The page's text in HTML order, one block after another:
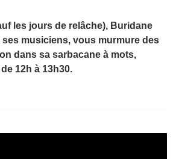
les jours de relâche), Buridane
musiciens, vous murmure des
dans sa sarbacane à mots,
12h à 13h30.